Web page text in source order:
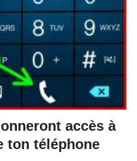
accès à
ton téléphone